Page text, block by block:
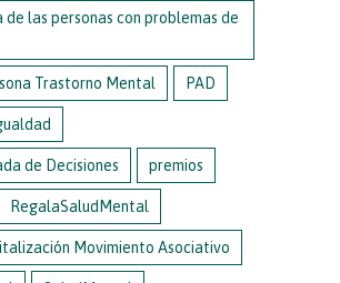
las personas con problemas de
Trastorno Mental PAD
de Decisiones premios
RegalaSaludMental
Movimiento Asociativo